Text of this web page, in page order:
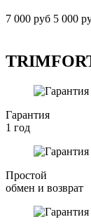
7 000 руб 5 000
Гарантия
1 год
Простой
обмен и возврат